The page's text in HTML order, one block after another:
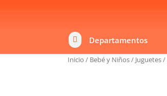
 Departamentos
Inicio / Bebé y Niños/ Juguetes/